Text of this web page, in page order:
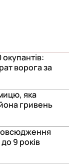
окупантів:
ворога за
яка
гривень
9 років